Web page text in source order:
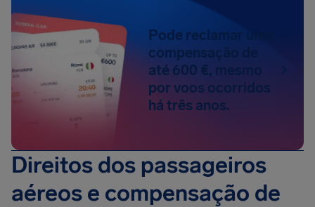
Pode reclamar uma
compensação de
até 600 €, mesmo
por voos ocorridos
há três anos.
Direitos dos passageiros
aéreos e compensação de